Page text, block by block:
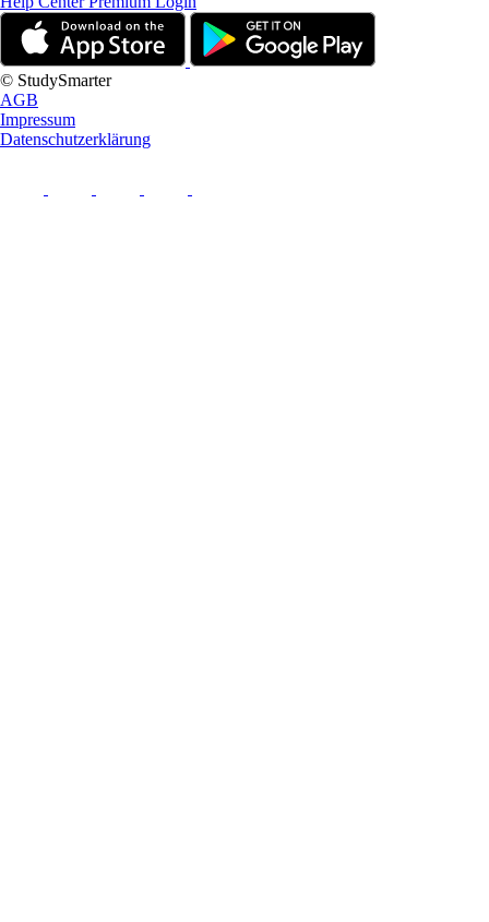
© StudySmarter
AGB
Impressum
Datenschutzerklärung